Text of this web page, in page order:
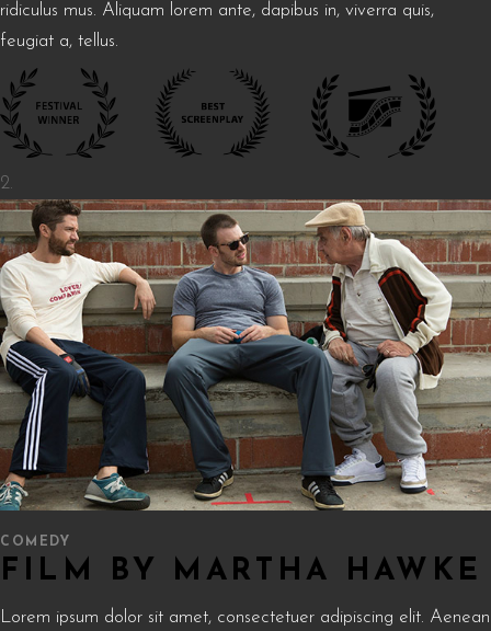
ridiculus mus. Aliquam lorem ante, dapibus in, viverra quis,
feugiat a, tellus.
COMEDY
FILM BY MARTHA HAWKE
Lorem ipsum dolor sit amet, consectetuer adipiscing elit. Aenean